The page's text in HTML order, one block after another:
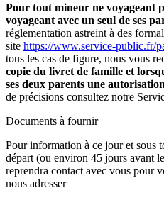
Pour tout mineur ne voyageant
voyageant avec un seul de ses
réglementation astreint à des
site https://www.service-public.fr/
tous les cas de figure, nous vous
copie du livret de famille et
ses deux parents une
de précisions consultez notre
Documents à fournir
Pour information à ce jour et sous
départ (ou environ 45 jours avant
reprendra contact avec vous pour
nous adresser